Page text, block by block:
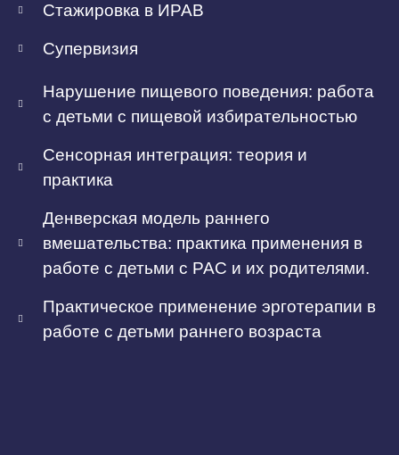
Стажировка в ИРАВ
Супервизия
Нарушение пищевого поведения: работа
с детьми с пищевой избирательностью
Сенсорная интеграция: теория и
практика
Денверская модель раннего
вмешательства: практика применения в
работе с детьми с РАС и их родителями.
Практическое применение эрготерапии в
работе с детьми раннего возраста